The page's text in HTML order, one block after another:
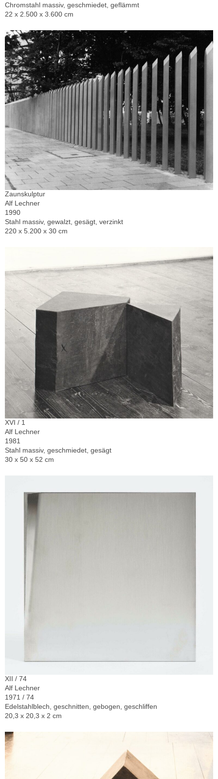
Chromstahl massiv, geschmiedet, geflämmt
22 x 2.500 x 3.600 cm
Zaunskulptur
Alf Lechner
1990
Stahl massiv, gewalzt, gesägt, verzinkt
220 x 5.200 x 30 cm
XVI / 1
Alf Lechner
1981
Stahl massiv, geschmiedet, gesägt
30 x 50 x 52 cm
XII / 74
Alf Lechner
1971 / 74
Edelstahlblech, geschnitten, gebogen, geschliffen
20,3 x 20,3 x 2 cm